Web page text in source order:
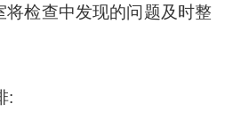
将检查中发现的问题及时整
: